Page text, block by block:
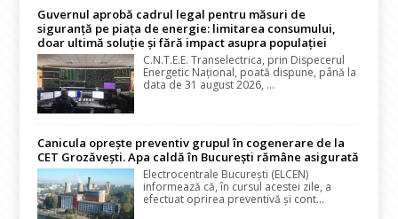
Guvernul aprobă cadrul legal pentru măsuri de
siguranță pe piața de energie: limitarea consumului,
doar ultimă soluție și fără impact asupra populației
C.N.T.E.E. Transelectrica, prin Dispecerul
Energetic Național, poată dispune, până la
data de 31 august 2026, ...
Canicula oprește preventiv grupul în cogenerare de la
CET Grozăvești. Apa caldă în București rămâne asigurată
Electrocentrale București (ELCEN)
informează că, în cursul acestei zile, a
efectuat oprirea preventivă și cont...